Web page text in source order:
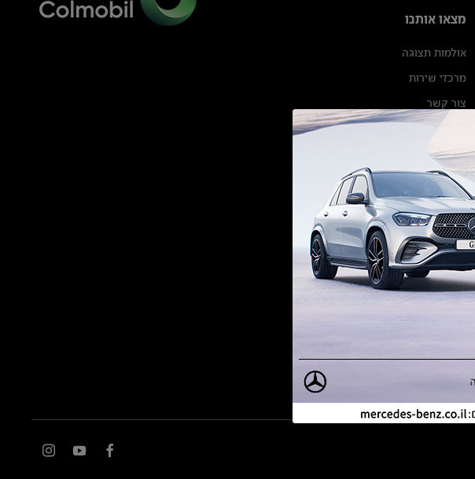
מצאו אותנו
אולמות תצוגה
מרכזי שירות
צור קשר